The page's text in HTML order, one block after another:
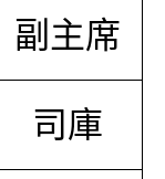
副主席
司庫